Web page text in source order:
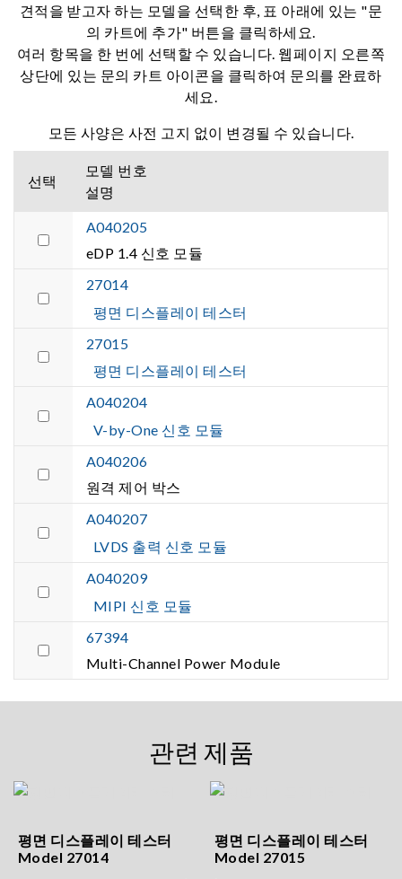
견적을 받고자 하는 모델을 선택한 후, 표 아래에 있는 "문
의 카트에 추가" 버튼을 클릭하세요.
여러 항목을 한 번에 선택할 수 있습니다. 웹페이지 오른쪽
상단에 있는 문의 카트 아이콘을 클릭하여 문의를 완료하
세요.
모든 사양은 사전 고지 없이 변경될 수 있습니다.
선택
모델 번호
설명
A040205
eDP 1.4 신호 모듈
27014
평면 디스플레이 테스터
27015
평면 디스플레이 테스터
A040204
V-by-One 신호 모듈
A040206
원격 제어 박스
A040207
LVDS 출력 신호 모듈
A040209
MIPI 신호 모듈
67394
Multi-Channel Power Module
관련 제품
평면 디스플레이 테스터
Model 27014
평면 디스플레이 테스터
Model 27015